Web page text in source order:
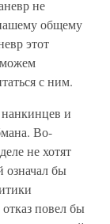
не
общему
этот
можем
с ним.
и
Во-
не хотят
означал бы
повел бы